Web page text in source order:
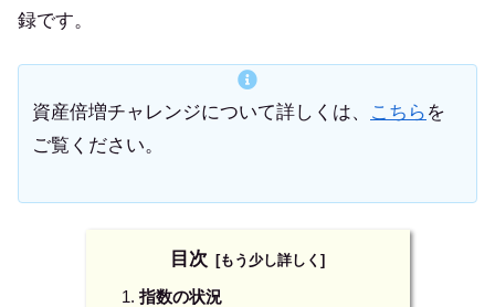
録です。
資産倍増チャレンジについて詳しくは、 こちら を
ご覧ください。
目次
指数の状況